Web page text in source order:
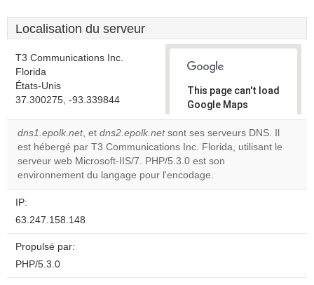
Localisation du serveur
T3 Communications Inc.
Florida
États-Unis
37.300275, -93.339844
This page can't load
Google Maps
correctly.
Do you
own this
website?
dns1.epolk.net, et dns2.epolk.netsont ses serveurs DNS. Il
est hébergé par T3 Communications Inc. Florida, utilisant le
serveur web Microsoft-IIS/7. PHP/5.3.0 est son
environnement du langage pour l'encodage.
IP:
63.247.158.148
Propulsé par:
PHP/5.3.0